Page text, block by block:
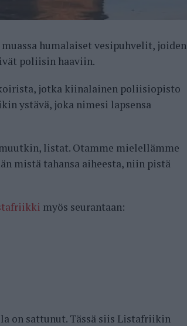
humalaiset vesipuhvelit, joiden
poliisin haaviin.
jotka kiinalainen poliisiopisto
ystävä, joka nimesi lapsensa
listat. Otamme mielellämme
mistä tahansa aiheesta, niin pistä
myös seurantaan:
on sattunut. Tässä siis Listafriikin